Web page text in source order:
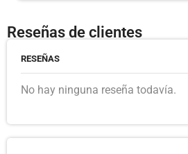
Reseñas de clientes
RESEÑAS
No hay ninguna reseña todavía.